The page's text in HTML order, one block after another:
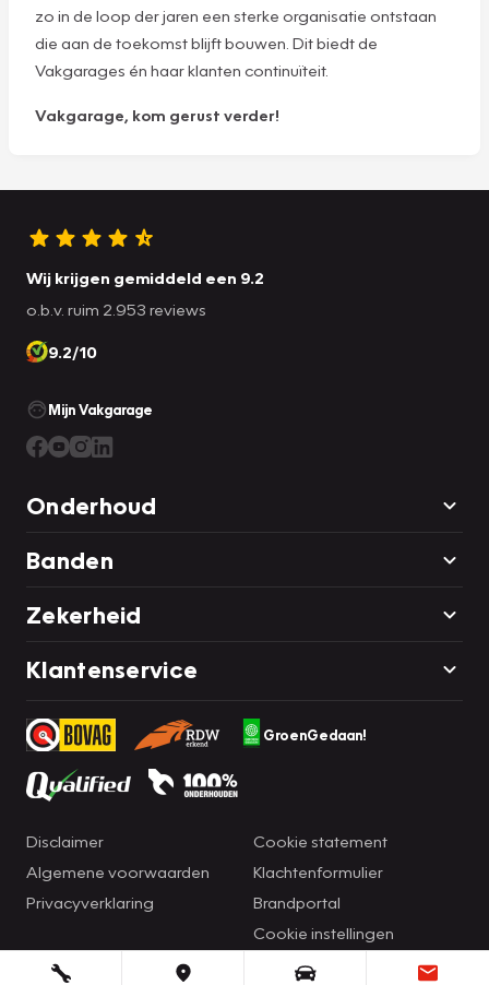
zo in de loop der jaren een sterke organisatie ontstaan
die aan de toekomst blijft bouwen. Dit biedt de
Vakgarages én haar klanten continuïteit.
Vakgarage, kom gerust verder!
Wij krijgen gemiddeld een 9.2
o.b.v. ruim 2.953 reviews
9.2/10
Mijn Vakgarage
Onderhoud
Banden
Zekerheid
Klantenservice
GroenGedaan!
Disclaimer
Algemene voorwaarden
Privacyverklaring
Cookie statement
Klachtenformulier
Brandportal
Cookie instellingen